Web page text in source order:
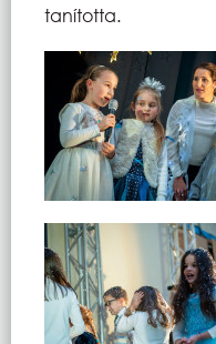
tanította.